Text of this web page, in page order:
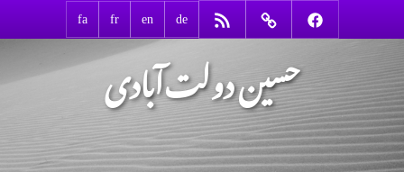
Facebook
Contact
RSS
de
en
fr
fa
حسین دولت‌آبادی